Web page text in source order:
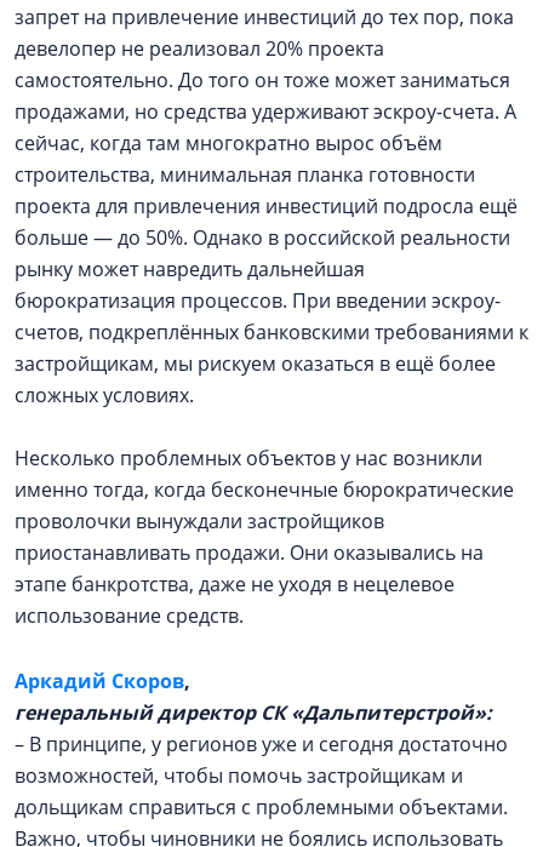
запрет на привлечение инвестиций до тех пор, пока
девелопер не реализовал 20% проекта
самостоятельно. До того он тоже может заниматься
продажами, но средства удерживают эскроу-счета. А
сейчас, когда там многократно вырос объём
строительства, минимальная планка готовности
проекта для привлечения инвестиций подросла ещё
больше — до 50%. Однако в российской реальности
рынку может навредить дальнейшая
бюрократизация процессов. При введении эскроу-
счетов, подкреплённых банковскими требованиями к
застройщикам, мы рискуем оказаться в ещё более
сложных условиях.
Несколько проблемных объектов у нас возникли
именно тогда, когда бесконечные бюрократические
проволочки вынуждали застройщиков
приостанавливать продажи. Они оказывались на
этапе банкротства, даже не уходя в нецелевое
использование средств.
Аркадий Скоров,
генеральный директор СК «Дальпитерстрой»:
– В принципе, у регионов уже и сегодня достаточно
возможностей, чтобы помочь застройщикам и
дольщикам справиться с проблемными объектами.
Важно, чтобы чиновники не боялись использовать